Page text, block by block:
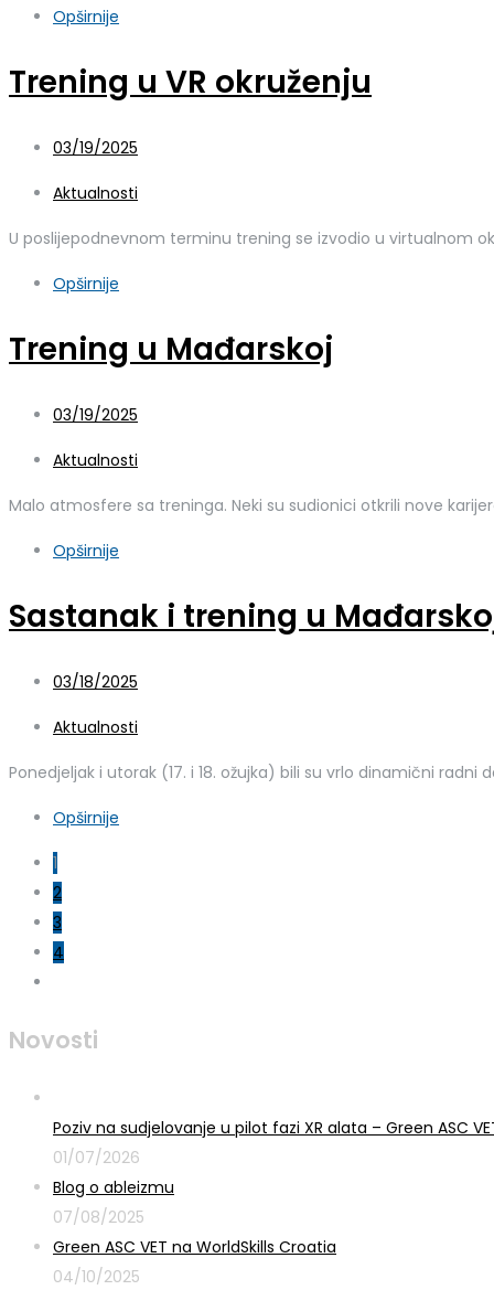
Opširnije
Trening u VR okruženju
03/19/2025
Aktualnosti
U poslijepodnevnom terminu trening se izvodio u virtualnom
Opširnije
Trening u Mađarskoj
03/19/2025
Aktualnosti
Malo atmosfere sa treninga. Neki su sudionici otkrili nove
Opširnije
Sastanak i trening u
03/18/2025
Aktualnosti
Ponedjeljak i utorak (17. i 18. ožujka) bili su vrlo dinamični radni
Opširnije
1
2
3
4
Novosti
Poziv na sudjelovanje u pilot fazi XR alata – Green ASC
01/07/2026
Blog o ableizmu
07/08/2025
Green ASC VET na WorldSkills Croatia
04/10/2025